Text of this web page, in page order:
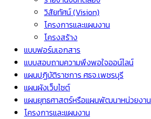
วิสัยทัศน์ (Vision)
โครงการและแผนงาน
โครงสร้าง
แบบฟอร์มเอกสาร
แบบสอบถามความพึงพอใจออน์ไลน์
แผนปฏิบัติราชการ ศธจ.เพชรบุรี
แผนผังเว็บไซต์
แผนยุทธศาสตร์หรือแผนพัฒนาหน่วยงาน
โครงการและแผนงาน